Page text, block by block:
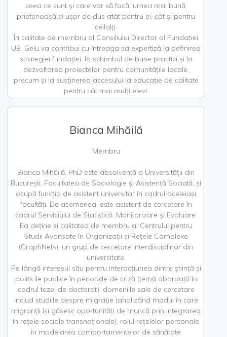
ceea ce sunt și care vor să facă lumea mai bună,
prietenoasă și ușor de dus atât pentru ei, cât și pentru
ceilalți.
În calitate de membru al Consiliului Director al Fundației
UB, Gelu va contribui cu întreaga sa expertiză la definirea
strategiei fundației, la schimbul de bune practici și la
dezvoltarea proiectelor pentru comunitățile locale,
precum și la susținerea accesului la educație de calitate
pentru cât mai mulți elevi.
Bianca Mihăilă
Membru
Bianca Mihăilă, PhD este absolventă a Universității din
București, Facultatea de Sociologie și Asistență Socială, și
ocupă funcția de asistent universitar în cadrul aceleiași
facultăți. De asemenea, este asistent de cercetare în
cadrul Serviciului de Statistică, Monitorizare și Evaluare.
Ea deține și calitatea de membru al Centrului pentru
Studii Avansate în Organizații și Rețele Complexe
(GraphNets), un grup de cercetare interdisciplinar din
universitate.
Pe lângă interesul său pentru interacțiunea dintre știință și
politicile publice în perioade de criză (temă abordată în
cadrul tezei de doctorat), domeniile sale de cercetare
includ studiile despre migrație (analizând modul în care
migranții își găsesc oportunități de muncă prin integrarea
în rețele sociale transnaționale), rolul rețelelor personale
în modelarea comportamentelor de sănătate